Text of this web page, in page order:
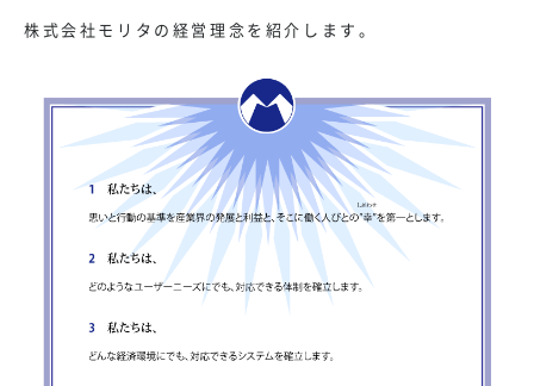
株式会社モリタの経営理念を紹介します。